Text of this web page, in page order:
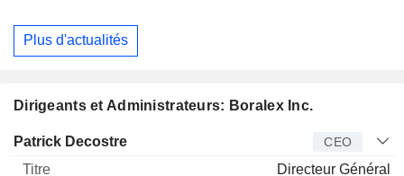
Plus d'actualités
Dirigeants et Administrateurs: Boralex Inc.
Dirigeant Titre Age
Patrick Decostre CEO
Directeur Général